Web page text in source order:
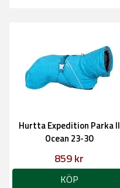
Hurtta Expedition Parka II
Ocean 23-30
859 kr
KÖP